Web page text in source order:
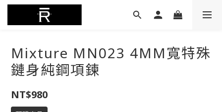
Mixture MN023 4MM寬特殊
鏈身純鋼項鍊
NT$980